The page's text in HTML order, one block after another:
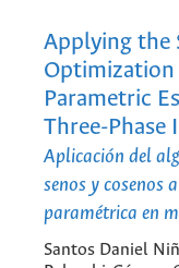
Applying the
Parametric
Three-
Aplicación del
senos y cosenos
paramétrica en
Santos Daniel